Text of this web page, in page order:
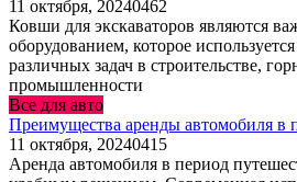
11 октября, 20240462
Ковши для экскаваторов являются
оборудованием, которое
различных задач в строительстве,
промышленности
Все для авто
Преимущества аренды автомобиля в
11 октября, 20240415
Аренда автомобиля в период